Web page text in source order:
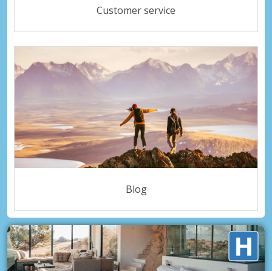
Customer service
Blog